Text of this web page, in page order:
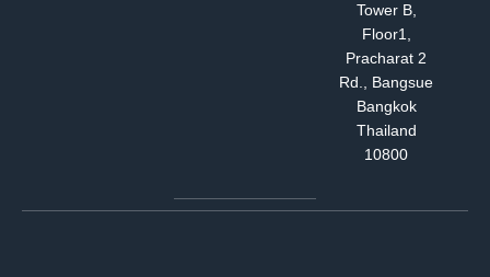
Tower B,
Floor1,
Pracharat 2
Rd., Bangsue
Bangkok
Thailand
10800